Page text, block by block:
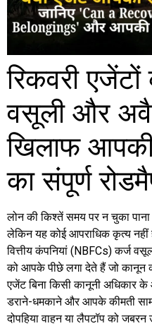
रिकवरी
वसूली और
खिलाफ आपकी
का संपूर्ण
लोन की किश्तें समय पर न चुका पाना
लेकिन यह कोई आपराधिक कृत्य
वित्तीय कंपनियां (NBFCs) कर्ज
को आपके पीछे लगा देते हैं जो कानून
एजेंट बिना किसी कानूनी अधिकार
डराने-धमकाने और आपके कीमती
दोपहिया वाहन या लैपटॉप को